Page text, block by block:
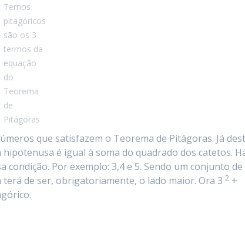
Ternos
pitagóricos
são os 3
termos da
equação
do
Teorema
de
Pitágoras
que satisfazem o Teorema de Pitágoras. Já
é igual à soma do quadrado dos catetos.
Por exemplo: 3,4 e 5. Sendo um conjunto de
de ser, obrigatoriamente, o lado maior. Ora 3 2 +